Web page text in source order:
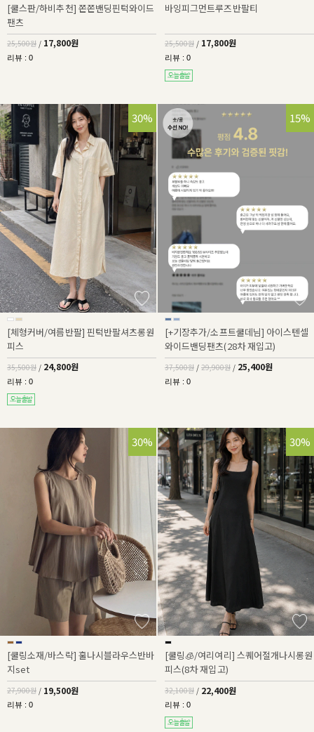
[쿨스판/하비추천] 쫀쫀밴딩핀턱와이드
팬츠
25,500원 / 17,800원
리뷰 : 0
바잉피그먼트루즈반팔티
25,500원 / 17,800원
리뷰 : 0
30%
[체형커버/여름반팔] 핀턱반팔셔츠롱원
피스
35,500원 / 24,800원
리뷰 : 0
32%
15%
[+기장추가/소프트쿨데님] 아이스텐셀
와이드밴딩팬츠(28차 재입고)
37,500원 / 29,900원 / 25,400원
리뷰 : 0
30%
[쿨링소재/바스락] 훌나시블라우스반바
지set
27,900원 / 19,500원
리뷰 : 0
30%
[쿨링🧊/여리여리] 스퀘어절개나시롱원
피스(8차 재입고)
32,100원 / 22,400원
리뷰 : 0